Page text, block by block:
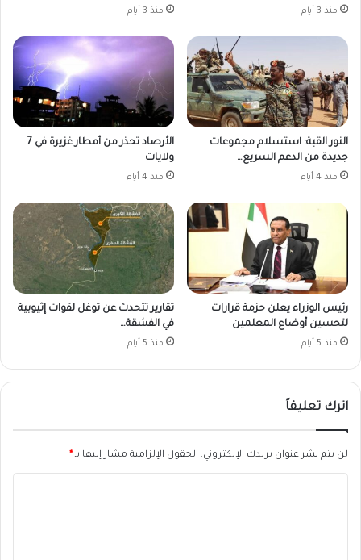
منذ 3 أيام منذ 3 أيام
النور القبة: استسلام مجموعات
جديدة من الدعم السريع…
منذ 4 أيام
الأرصاد تحذر من أمطار غزيرة في 7
ولايات
منذ 4 أيام
رئيس الوزراء يعلن حزمة قرارات
لتحسين أوضاع المعلمين
منذ 5 أيام
تقارير تتحدث عن توغل لقوات إثيوبية
في الفشقة…
منذ 5 أيام
اترك تعليقاً
لن يتم نشر عنوان بريدك الإلكتروني. الحقول الإلزامية مشار إليها بـ*